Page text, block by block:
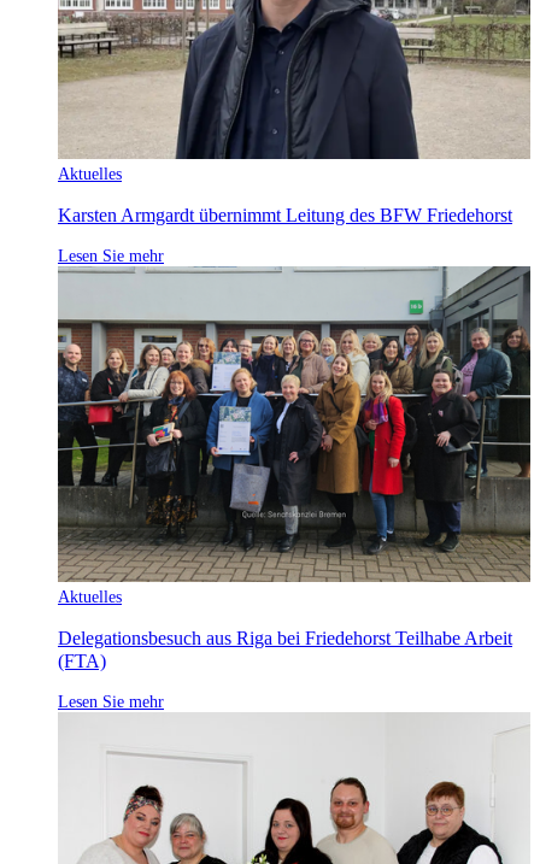
Aktuelles
Karsten Armgardt übernimmt Leitung des BFW Friedehorst
Lesen Sie mehr
Aktuelles
Delegationsbesuch aus Riga bei Friedehorst Teilhabe Arbeit
(FTA)
Lesen Sie mehr